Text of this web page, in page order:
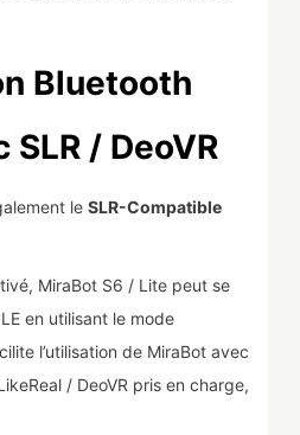
Bluetooth
/ DeoVR
le SLR-Compatible
MiraBot S6 / Lite peut se
en utilisant le mode
l’utilisation de MiraBot avec
/ DeoVR pris en charge,